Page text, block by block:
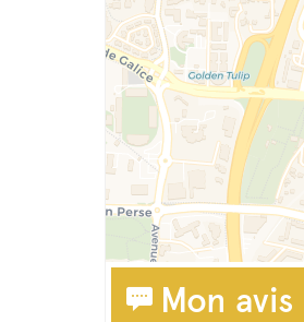
Mon avis